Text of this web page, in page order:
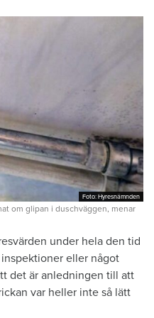
Foto: Hyresnämnden
Foto: Hyresnämnden
om glipan i duschväggen, menar
under hela den tid
eller något
det är anledningen till att
var heller inte så lätt